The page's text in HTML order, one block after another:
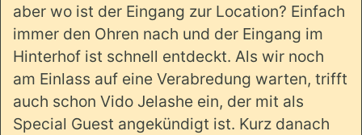
aber wo ist der Eingang zur Location? Einfach
immer den Ohren nach und der Eingang im
Hinterhof ist schnell entdeckt. Als wir noch
am Einlass auf eine Verabredung warten, trifft
auch schon Vido Jelashe ein, der mit als
Special Guest angekündigt ist. Kurz danach